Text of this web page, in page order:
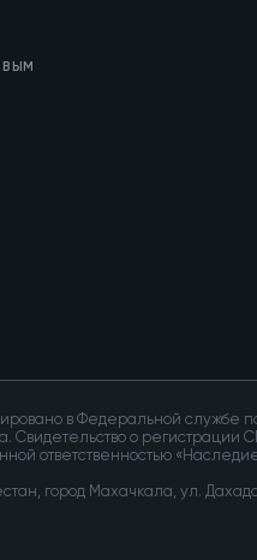
в Федеральной службе
Свидетельство о
ответственностью
город Махачкала, ул.